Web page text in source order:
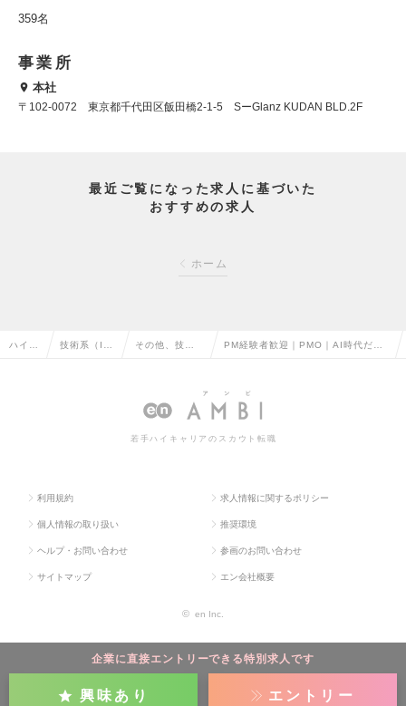
359名
事業所
本社
〒102-0072 東京都千代田区飯田橋2-1-5 SーGlanz KUDAN BLD.2F
最近ご覧になった求人に基づいた
おすすめの求人
ホーム
企業に直接エントリーできる特別求人です
興味あり エントリー
ハイク 技術系（I その他、技術
b・通信系）の
PM経験者歓迎｜PMO｜AI時代だか
術支援｜年収660万円~の求人情報
若手ハイキャリアのスカウト転職
利用規約 求人情報に関するポリシー
個人情報の取り扱い 推奨環境
ヘルプ・お問い合わせ 参画のお問い合わせ
サイトマップ エン会社概要
© en Inc.